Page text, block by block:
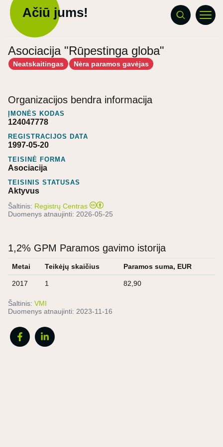
Ačiū jums!
Asociacija "Rūpestinga globa"
Neatskaitingas Nėra paramos gavėjas
Organizacijos bendra informacija
ĮMONĖS KODAS
124047778
REGISTRACIJOS DATA
1997-05-20
TEISINĖ FORMA
Asociacija
TEISINIS STATUSAS
Aktyvus
Šaltinis: Registrų Centras
Duomenys atnaujinti: 2026-05-25
1,2% GPM Paramos gavimo istorija
Metai Teikėjų skaičius Paramos suma, EUR
2017 1 82,90
Šaltinis: VMI
Duomenys atnaujinti: 2023-11-16